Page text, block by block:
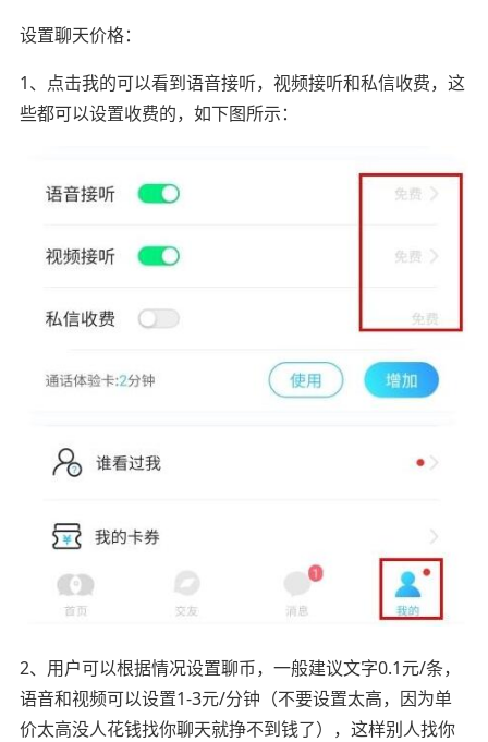
设置聊天价格：
1、点击我的可以看到语音接听，视频接听和私信收费，这
些都可以设置收费的，如下图所示：
2、用户可以根据情况设置聊币，一般建议文字0.1元/条，
语音和视频可以设置1-3元/分钟（不要设置太高，因为单
价太高没人花钱找你聊天就挣不到钱了），这样别人找你